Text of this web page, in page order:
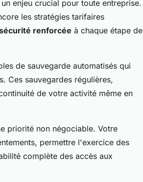
enjeu crucial pour toute entreprise.
les stratégies tarifaires
renforcée à chaque étape de
de sauvegarde automatisés qui
Ces sauvegardes régulières,
de votre activité même en
priorité non négociable. Votre
permettre l'exercice des
complète des accès aux